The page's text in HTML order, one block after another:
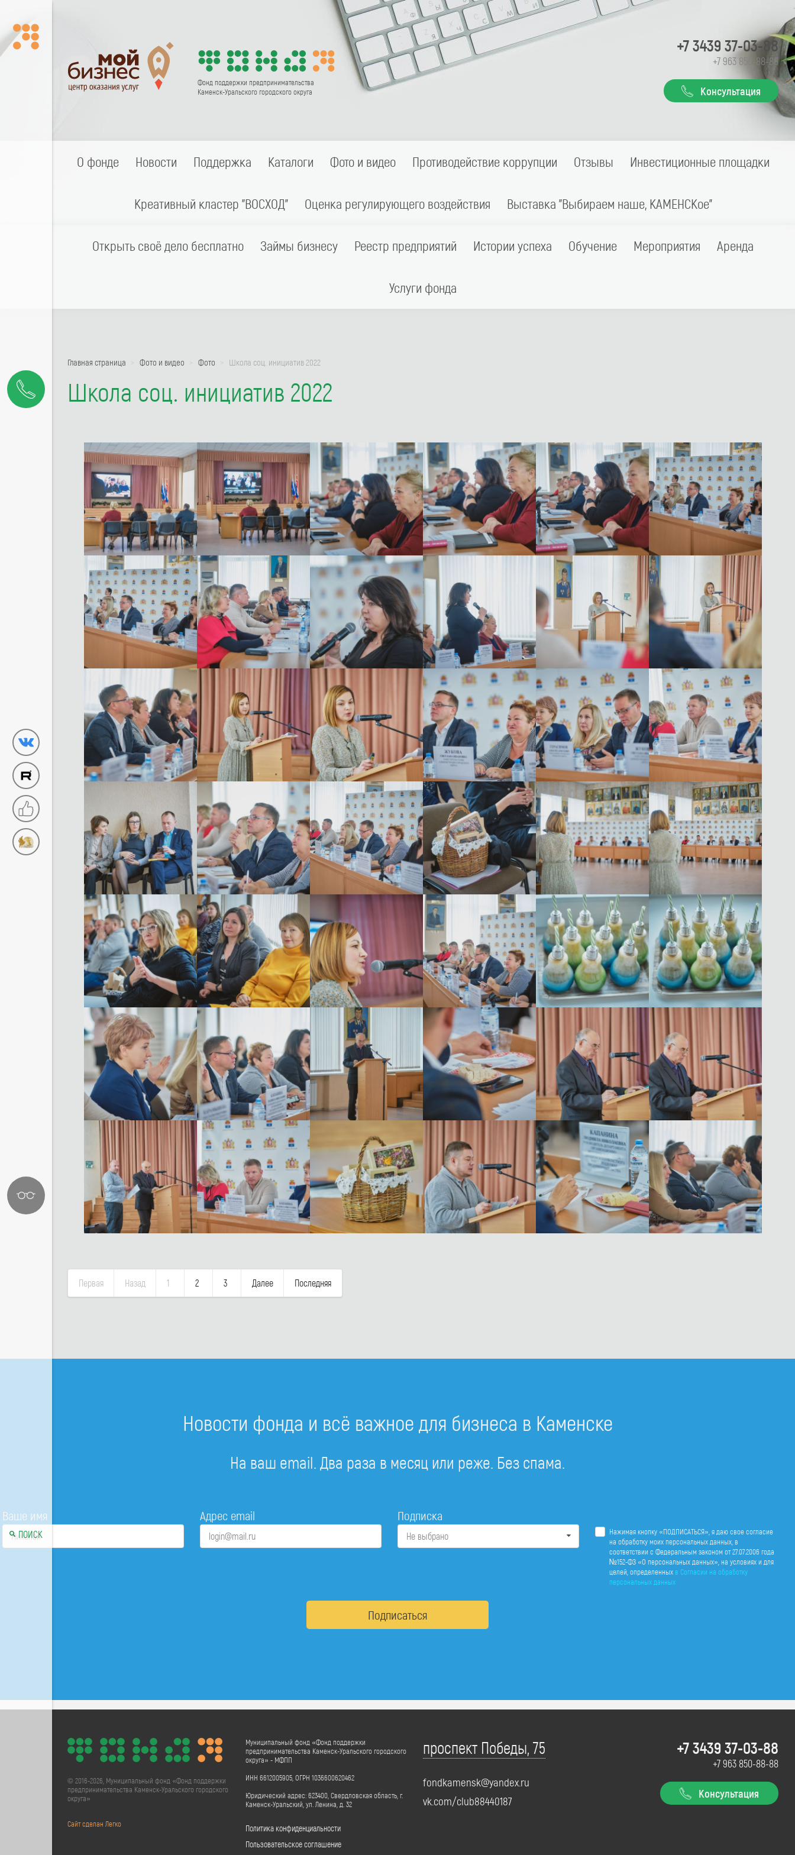
Фонд поддержки предпринимательства
Каменск-Уральского городского округа
+7 3439 37-03-88
+7 963 850-88-88
Консультация
О фонде Новости Поддержка Каталоги Фото и видео Противодействие коррупции Отзывы Инвестиционные площадки
Креативный кластер "ВОСХОД" Оценка регулирующего воздействия Выставка "Выбираем наше, КАМЕНСКое"
Открыть своё дело бесплатно Займы бизнесу Реестр предприятий Истории успеха Обучение Мероприятия Аренда
Услуги фонда
Главная страница Фото и видео Фото Школа соц. инициатив 2022
Школа соц. инициатив 2022
Первая Назад 1 2 3 Далее Последняя
Новости фонда и всё важное для бизнеса в Каменске
На ваш email. Два раза в месяц или реже. Без спама.
Ваше имя Адрес email Подписка
Не выбрано
Нажимая кнопку «ПОДПИСАТЬСЯ», я даю свое согласие
на обработку моих персональных данных, в
соответствии с Федеральным законом от 27.07.2006 года
№152-ФЗ «О персональных данных», на условиях и для
целей, определенных в Согласии на обработку
персональных данных
Подписаться
© 2016-2026, Муниципальный фонд «Фонд поддержки
предпринимательства Каменск-Уральского городского
округа»
Сайт сделан Легко
Муниципальный фонд «Фонд поддержки
предпринимательства Каменск-Уральского городского
округа» - МФПП
ИНН 6612005905, ОГРН 1036600620462
Юридический адрес: 623400, Свердловская область, г.
Каменск-Уральский, ул. Ленина, д. 32
Политика конфиденциальности
Пользовательское соглашение
проспект Победы, 75
fondkamensk@yandex.ru
vk.com/club88440187
+7 3439 37-03-88
+7 963 850-88-88
Консультация
ПОИСК